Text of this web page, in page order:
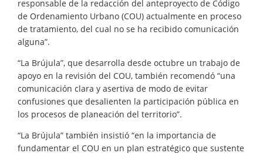
responsable de la redacción del anteproyecto de Código
de Ordenamiento Urbano (COU) actualmente en proceso
de tratamiento, del cual no se ha recibido comunicación
alguna”.
“La Brújula”, que desarrolla desde octubre un trabajo de
apoyo en la revisión del COU, también recomendó “una
comunicación clara y asertiva de modo de evitar
confusiones que desalienten la participación pública en
los procesos de planeación del territorio”.
“La Brújula” también insistió “en la importancia de
fundamentar el COU en un plan estratégico que sustente